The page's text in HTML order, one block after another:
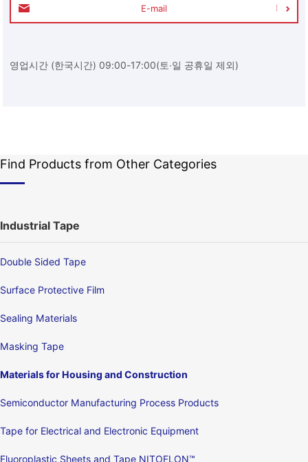
E-mail
영업시간 (한국시간) 09:00-17:00(토∙일 공휴일 제외)
Find Products from Other Categories
Industrial Tape
Double Sided Tape
Surface Protective Film
Sealing Materials
Masking Tape
Materials for Housing and Construction
Semiconductor Manufacturing Process Products
Tape for Electrical and Electronic Equipment
Fluoroplastic Sheets and Tape NITOFLON™